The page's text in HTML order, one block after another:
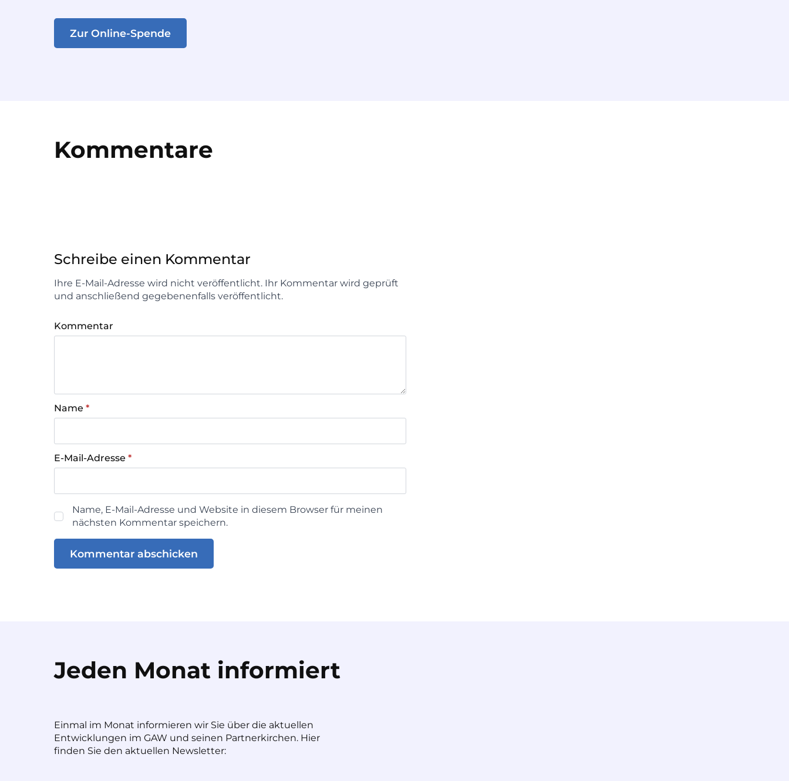
Zur Online-Spende
Kommentare
Schreibe einen Kommentar
Ihre E-Mail-Adresse wird nicht veröffentlicht. Ihr Kommentar wird geprüft
und anschließend gegebenenfalls veröffentlicht.
Kommentar
Name *
E-Mail-Adresse *
Name, E-Mail-Adresse und Website in diesem Browser für meinen
nächsten Kommentar speichern.
Jeden Monat informiert
Einmal im Monat informieren wir Sie über die aktuellen
Entwicklungen im GAW und seinen Partnerkirchen. Hier
finden Sie den aktuellen Newsletter: